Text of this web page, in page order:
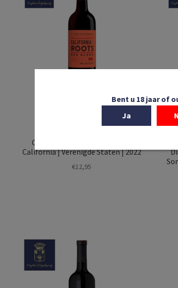
California Roots | Red Blend |
California | Verenigde Staten | 2022
€12,95
Bent u 18 jaar of
Ja